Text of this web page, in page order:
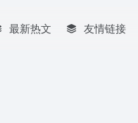
最新热文 友情链接